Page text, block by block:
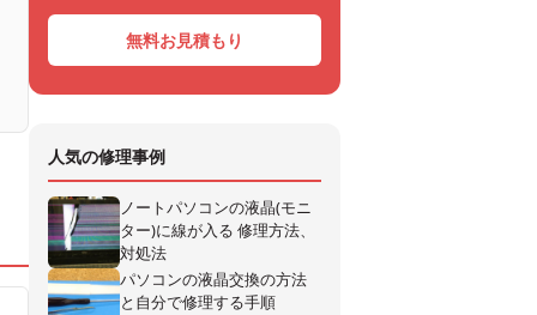
無料お見積もり
人気の修理事例
ノートパソコンの液晶(モニ
ター)に線が入る 修理方法、
対処法
パソコンの液晶交換の方法
と自分で修理する手順